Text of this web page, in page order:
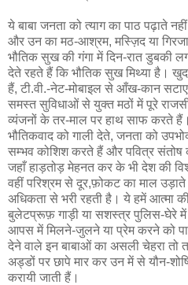
ये बाबा जनता को त्याग का पाठ पढ़ाते
और उन का मठ-आश्रम, मस्ज़िद या
भौतिक सुख की गंगा में दिन-रात डुबकी
देते रहते हैं कि भौतिक सुख मिथ्या है।
हैं, टी.वी.-नेट-मोबाइल से आँख-कान सटाए
समस्त सुविधाओं से युक्त मठों में पूरे
व्यंजनों के तर-माल पर हाथ साफ करते
भौतिकवाद को गाली देते, जनता को
सम्भव कोशिश करते हैं और पवित्र संतोष
जहाँ हाड़तोड़ मेहनत कर के भी देश की
वहीं परिश्रम से दूर,फ़ोकट का माल
अधिकता से भरी रहती है। ये हमें आत्मा
बुलेटप्रूफ़ गाड़ी या सशस्त्र पुलिस-
आपस में मिलने-जुलने या प्रेम करने को
देने वाले इन बाबाओं का असली चेहरा तो
अड्डों पर छापे मार कर उन में से यौन-
करायी जाती हैं।